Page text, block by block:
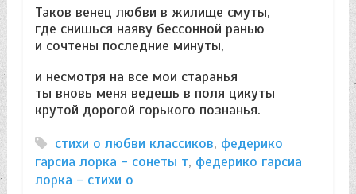
Таков венец любви в жилище смуты,
где снишься наяву бессонной ранью
и сочтены последние минуты,
и несмотря на все мои старанья
ты вновь меня ведешь в поля цикуты
крутой дорогой горького познанья.
стихи о любви классиков, федерико
гарсиа лорка - сонеты т, федерико гарсиа
лорка - стихи о